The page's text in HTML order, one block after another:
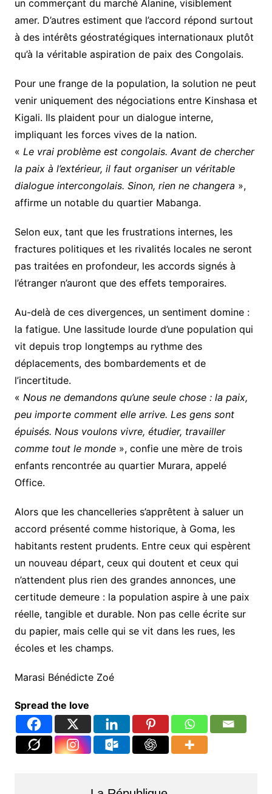
un commerçant du marché Alanine, visiblement
amer. D’autres estiment que l’accord répond surtout
à des intérêts géostratégiques internationaux plutôt
qu’à la véritable aspiration de paix des Congolais.
Pour une frange de la population, la solution ne peut
venir uniquement des négociations entre Kinshasa et
Kigali. Ils plaident pour un dialogue interne,
impliquant les forces vives de la nation.
« Le vrai problème est congolais. Avant de chercher
la paix à l’extérieur, il faut organiser un véritable
dialogue intercongolais. Sinon, rien ne changera »,
affirme un notable du quartier Mabanga.
Selon eux, tant que les frustrations internes, les
fractures politiques et les rivalités locales ne seront
pas traitées en profondeur, les accords signés à
l’étranger n’auront que des effets temporaires.
Au-delà de ces divergences, un sentiment domine :
la fatigue. Une lassitude lourde d’une population qui
vit depuis trop longtemps au rythme des
déplacements, des bombardements et de
l’incertitude.
« Nous ne demandons qu’une seule chose : la paix,
peu importe comment elle arrive. Les gens sont
épuisés. Nous voulons vivre, étudier, travailler
comme tout le monde», confie une mère de trois
enfants rencontrée au quartier Murara, appelé
Office.
Alors que les chancelleries s’apprêtent à saluer un
accord présenté comme historique, à Goma, les
habitants restent prudents. Entre ceux qui espèrent
un nouveau départ, ceux qui doutent et ceux qui
n’attendent plus rien des grandes annonces, une
certitude demeure : la population aspire à une paix
réelle, tangible et durable. Non pas celle écrite sur
du papier, mais celle qui se vit dans les rues, les
écoles et les champs.
Marasi Bénédicte Zoé
Spread the love